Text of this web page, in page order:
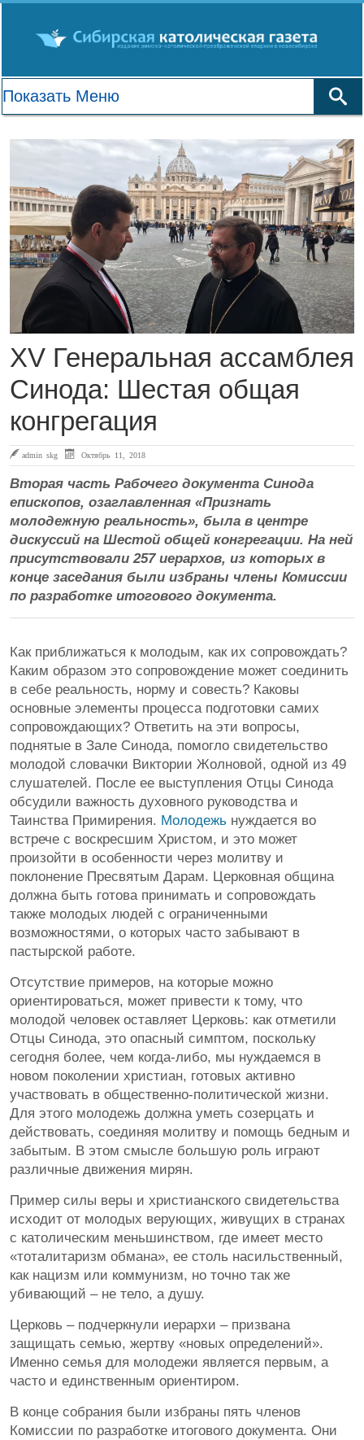
XV Генеральная ассамблея
Синода: Шестая общая
конгрегация
admin skg Октябрь 11, 2018
Вторая часть Рабочего документа Синода
епископов, озаглавленная «Признать
молодежную реальность», была в центре
дискуссий на Шестой общей конгрегации. На ней
присутствовали 257 иерархов, из которых в
конце заседания были избраны члены Комиссии
по разработке итогового документа.
Как приближаться к молодым, как их сопровождать?
Каким образом это сопровождение может соединить
в себе реальность, норму и совесть? Каковы
основные элементы процесса подготовки самих
сопровождающих? Ответить на эти вопросы,
поднятые в Зале Синода, помогло свидетельство
молодой словачки Виктории Жолновой, одной из 49
слушателей. После ее выступления Отцы Синода
обсудили важность духовного руководства и
Таинства Примирения. Молодежь нуждается во
встрече с воскресшим Христом, и это может
произойти в особенности через молитву и
поклонение Пресвятым Дарам. Церковная община
должна быть готова принимать и сопровождать
также молодых людей с ограниченными
возможностями, о которых часто забывают в
пастырской работе.
Отсутствие примеров, на которые можно
ориентироваться, может привести к тому, что
молодой человек оставляет Церковь: как отметили
Отцы Синода, это опасный симптом, поскольку
сегодня более, чем когда-либо, мы нуждаемся в
новом поколении христиан, готовых активно
участвовать в общественно-политической жизни.
Для этого молодежь должна уметь созерцать и
действовать, соединяя молитву и помощь бедным и
забытым. В этом смысле большую роль играют
различные движения мирян.
Пример силы веры и христианского свидетельства
исходит от молодых верующих, живущих в странах
с католическим меньшинством, где имеет место
«тоталитаризм обмана», ее столь насильственный,
как нацизм или коммунизм, но точно так же
убивающий – не тело, а душу.
Церковь – подчеркнули иерархи – призвана
защищать семью, жертву «новых определений».
Именно семья для молодежи является первым, а
часто и единственным ориентиром.
В конце собрания были избраны пять членов
Комиссии по разработке итогового документа. Они